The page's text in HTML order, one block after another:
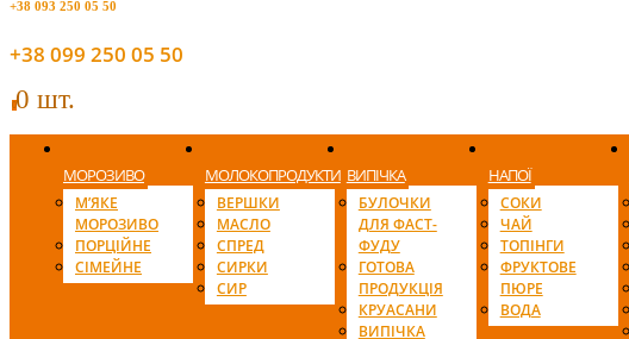
+38 093 250 05 50
+38 099 250 05 50
00 шт.
МОРОЗИВО
М’ЯКЕ
МОРОЗИВО
ПОРЦІЙНЕ
СІМЕЙНЕ
МОЛОКОПРОДУКТИ
ВЕРШКИ
МАСЛО
СПРЕД
СИРКИ
СИР
ВИПІЧКА
БУЛОЧКИ
ДЛЯ ФАСТ-
ФУДУ
ГОТОВА
ПРОДУКЦІЯ
КРУАСАНИ
ВИПІЧКА
НАПОЇ
СОКИ
ЧАЙ
ТОПІНГИ
ФРУКТОВЕ
ПЮРЕ
ВОДА